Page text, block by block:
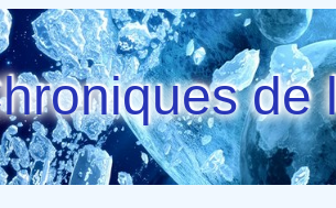
de